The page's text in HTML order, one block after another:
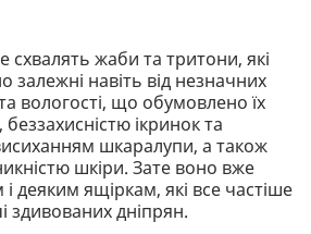
схвалять жаби та тритони, які
залежні навіть від незначних
вологості, що обумовлено їх
ікринок та
шкаралупи, а також
шкіри. Зате воно вже
деяким ящіркам, які все частіше
здивованих дніпрян.